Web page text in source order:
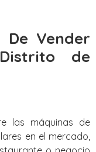
De Vender
de
las máquinas de
en el mercado,